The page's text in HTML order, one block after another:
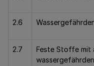
2.6
2.7
Feste Stoffe mit